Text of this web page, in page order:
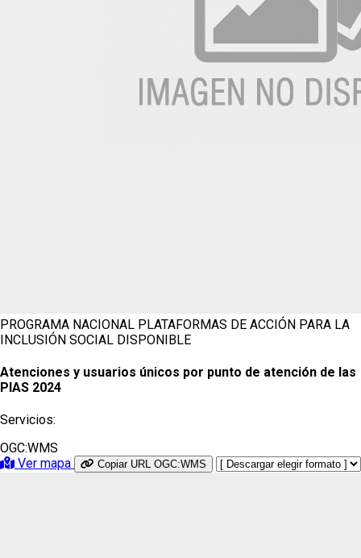
PROGRAMA NACIONAL PLATAFORMAS DE ACCIÓN PARA LA
INCLUSIÓN SOCIAL DISPONIBLE
Atenciones y usuarios únicos por punto de atención de las
PIAS 2024
Servicios:
OGC:WMS
Ver mapa
Copiar URL OGC:WMS